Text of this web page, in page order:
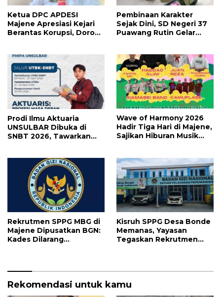
Ketua DPC APDESI
Majene Apresiasi Kejari
Berantas Korupsi, Dorong
Pembinaan Karakter
Sejak Dini, SD Negeri 37
Puawang Rutin Gelar
Prodi Ilmu Aktuaria
UNSULBAR Dibuka di
SNBT 2026, Tawarkan
Wave of Harmony 2026
Hadir Tiga Hari di Majene,
Sajikan Hiburan Musik
Rekrutmen SPPG MBG di
Majene Dipusatkan BGN:
Kades Dilarang
Kisruh SPPG Desa Bonde
Memanas, Yayasan
Tegaskan Rekrutmen
Rekomendasi untuk kamu